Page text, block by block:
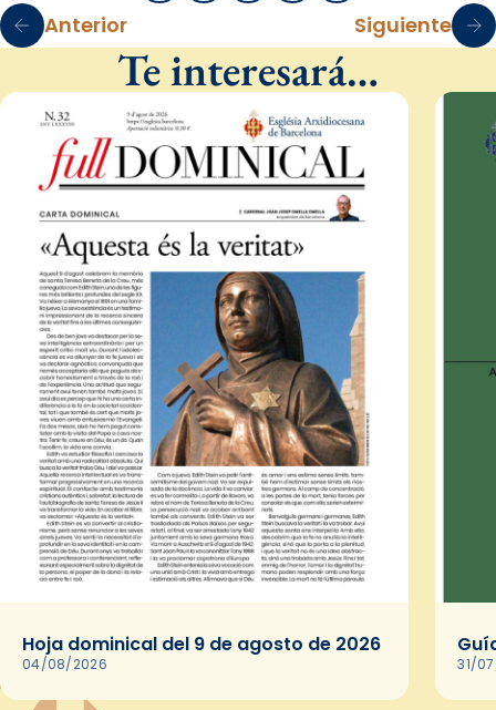
Anterior Siguiente
Te interesará…
Hoja dominical del 9 de agosto de 2026
04/08/2026 31/